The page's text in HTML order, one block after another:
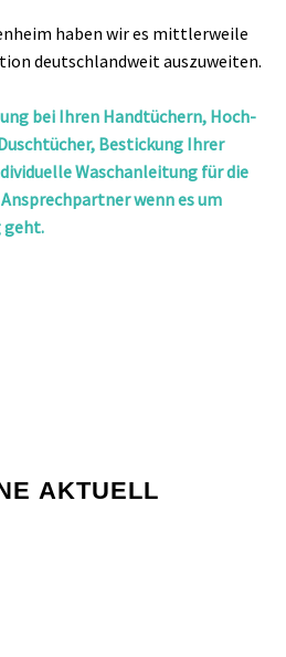
haben wir es mittlerweile
deutschlandweit auszuweiten.
bei Ihren Handtüchern, Hoch-
Bestickung Ihrer
Waschanleitung für die
wenn es um
geht.
AKTUELL